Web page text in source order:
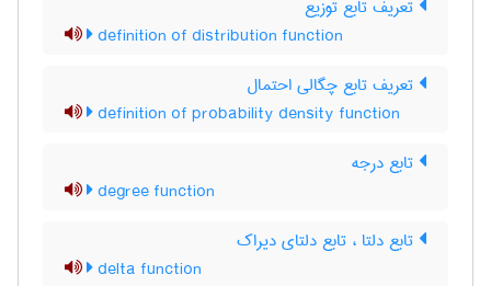
تعریف تابع توزیع
definition of distribution function
تعریف تابع چگالی احتمال
definition of probability density function
تابع درجه
degree function
تابع دلتا ، تابع دلتای دیراک
delta function